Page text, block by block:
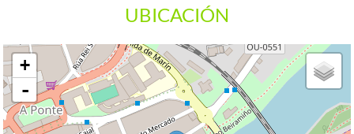
UBICACIÓN
+
-